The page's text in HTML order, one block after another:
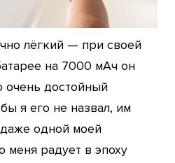
лёгкий — при своей
на 7000 мАч он
очень достойный
я его не назвал, им
одной моей
меня радует в эпоху